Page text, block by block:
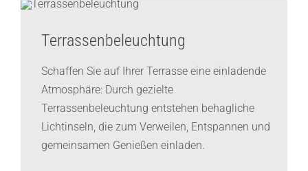
Terrassenbeleuchtung
Schaffen Sie auf Ihrer Terrasse eine einladende
Atmosphäre: Durch gezielte
Terrassenbeleuchtung entstehen behagliche
Lichtinseln, die zum Verweilen, Entspannen und
gemeinsamen Genießen einladen.